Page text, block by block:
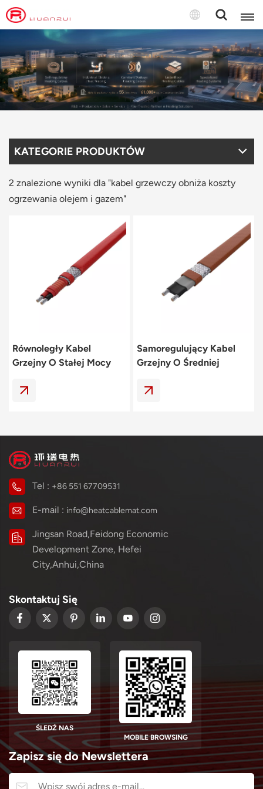
Polski
English
français
русский
KATEGORIE PRODUKTÓW
2 znalezione wyniki dla "kabel grzewczy obniża koszty
ogrzewania olejem i gazem"
Równoległy Kabel
Grzejny O Stałej Mocy
Samoregulujący Kabel
Grzejny O Średniej
Zapisz się do Newslettera
Tel : +86 551 67709531
E-mail : info@heatcablemat.com
Jingsan Road,Feidong Economic
Development Zone, Hefei
City,Anhui,China
Skontaktuj Się
ŚLEDŹ NAS
MOBILE BROWSING